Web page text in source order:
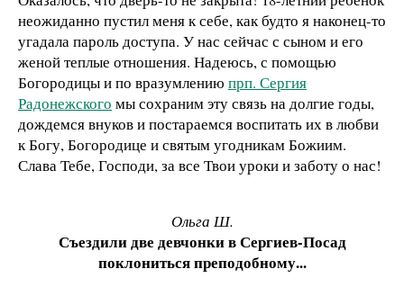
неожиданно пустил меня к себе, как будто я наконец-то
угадала пароль доступа. У нас сейчас с сыном и его
женой теплые отношения. Надеюсь, с помощью
Богородицы и по вразумлению прп. Сергия
Радонежского мы сохраним эту связь на долгие годы,
дождемся внуков и постараемся воспитать их в любви
к Богу, Богородице и святым угодникам Божиим.
Слава Тебе, Господи, за все Твои уроки и заботу о нас!
Ольга Ш.
Съездили две девчонки в Сергиев-Посад
поклониться преподобному...